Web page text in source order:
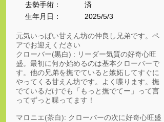
​去勢手術：
生年月日：
済
2025/5/3
元気いっぱい甘えん坊の仲良し兄弟です。ペ
アでお迎えください
クローバー(黒白) : リーダー気質の好奇心旺
盛。最初に何か始めるのは基本クローバーで
す。他の兄弟を撫でていると嫉妬してすぐに
やってくる甘えん坊です。よく喋ります。撫
でているだけでも「もっと撫でてー」って言
ってずっと喋ってます！
マロニエ(茶白): クローバーの次に好奇心旺盛